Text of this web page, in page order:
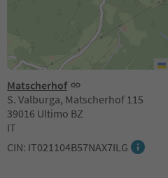
Matscherhof
S. Valburga, Matscherhof 115
39016 Ultimo BZ
IT
CIN: IT021104B57NAX7ILG